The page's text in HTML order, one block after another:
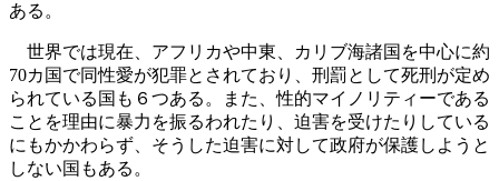
ある。
世界では現在、アフリカや中東、カリブ海諸国を中心に約
70カ国で同性愛が犯罪とされており、刑罰として死刑が定め
られている国も６つある。また、性的マイノリティーである
ことを理由に暴力を振るわれたり、迫害を受けたりしている
にもかかわらず、そうした迫害に対して政府が保護しようと
しない国もある。